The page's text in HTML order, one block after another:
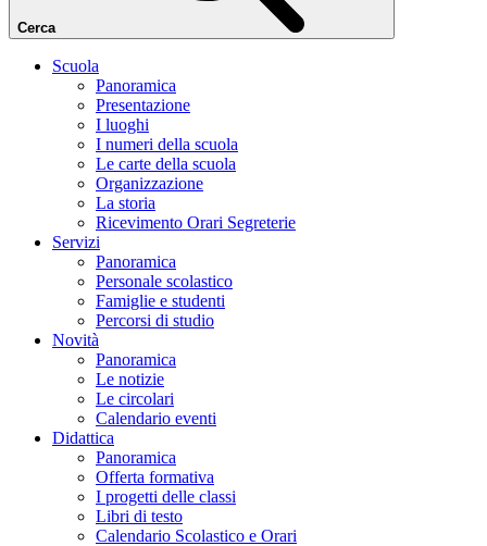
Cerca
Scuola
Panoramica
Presentazione
I luoghi
I numeri della scuola
Le carte della scuola
Organizzazione
La storia
Ricevimento Orari Segreterie
Servizi
Panoramica
Personale scolastico
Famiglie e studenti
Percorsi di studio
Novità
Panoramica
Le notizie
Le circolari
Calendario eventi
Didattica
Panoramica
Offerta formativa
I progetti delle classi
Libri di testo
Calendario Scolastico e Orari